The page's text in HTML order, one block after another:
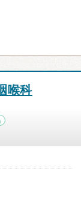
喉科